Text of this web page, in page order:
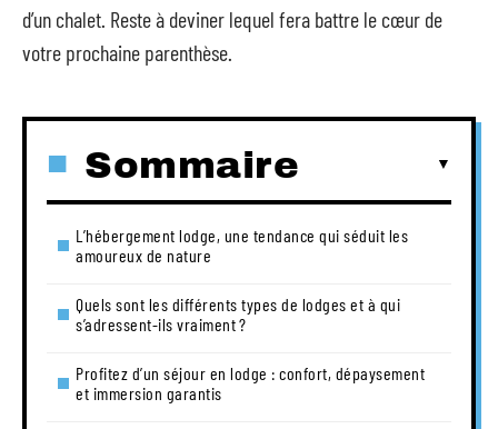
d’un chalet. Reste à deviner lequel fera battre le cœur de
votre prochaine parenthèse.
Sommaire
L’hébergement lodge, une tendance qui séduit les
amoureux de nature
Quels sont les différents types de lodges et à qui
s’adressent-ils vraiment ?
Profitez d’un séjour en lodge : confort, dépaysement
et immersion garantis